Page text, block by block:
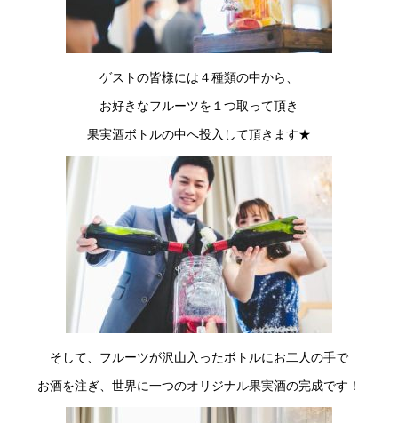
ゲストの皆様には４種類の中から、
お好きなフルーツを１つ取って頂き
果実酒ボトルの中へ投入して頂きます★
そして、フルーツが沢山入ったボトルにお二人の手で
お酒を注ぎ、世界に一つのオリジナル果実酒の完成です！